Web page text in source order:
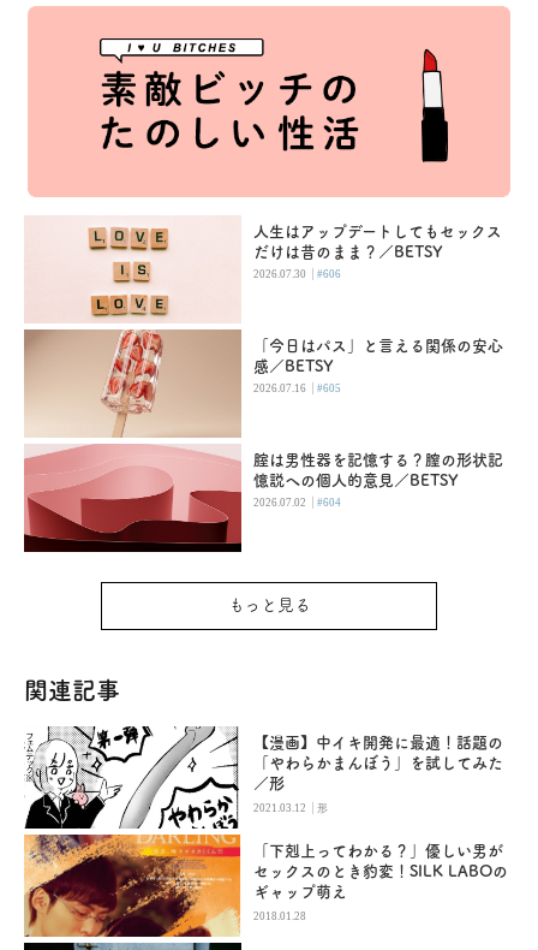
人生はアップデートしてもセックス
だけは昔のまま？／BETSY
2026.07.30 |#606
「今日はパス」と言える関係の安心
感／BETSY
2026.07.16 |#605
腟は男性器を記憶する？膣の形状記
憶説への個人的意見／BETSY
2026.07.02 |#604
もっと見る
関連記事
【漫画】中イキ開発に最適！話題の
「やわらかまんぼう」を試してみた
／形
2021.03.12 |形
「下剋上ってわかる？」優しい男が
セックスのとき豹変！SILK LABOの
ギャップ萌え
2018.01.28